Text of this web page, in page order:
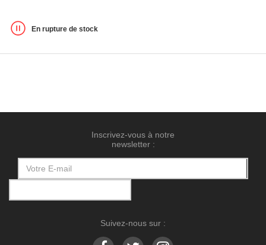
En rupture de stock
Inscrivez-vous à notre
newsletter :
Suivez-nous sur :